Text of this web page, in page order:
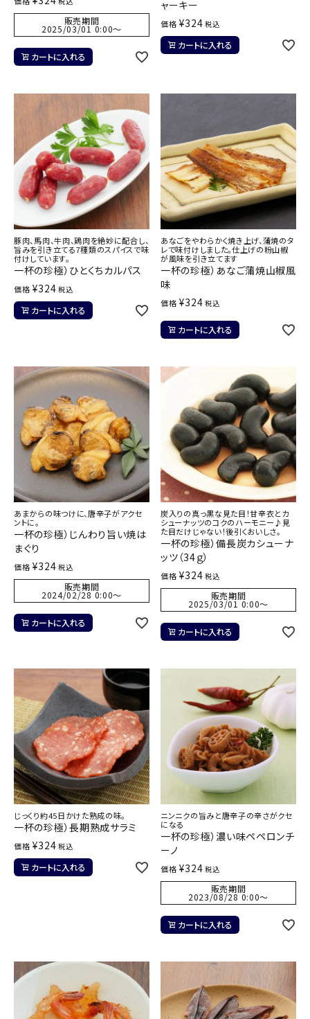
販売期間
2025/03/01 0:00〜
カートに入れる
ャーキー
価格 ¥324 税込
カートに入れる
豚肉、馬肉、牛肉、鶏肉を絶妙に配合し、
旨みを引き立てる7種類のスパイスで味
付けしています。
一杯の珍極）ひとくちカルパス
価格 ¥324 税込
カートに入れる
あなごをやわらかく焼き上げ、蒲焼のタ
レで味付けしました。仕上げの粉山椒
が風味を引き立てます
一杯の珍極）あなご蒲焼山椒風
味
価格 ¥324 税込
カートに入れる
あまからの味つけに、唐辛子がアクセ
ントに。
一杯の珍極）じんわり旨い焼は
まぐり
価格 ¥324 税込
販売期間
2024/02/28 0:00〜
カートに入れる
炭入りの真っ黒な見た目！甘辛衣とカ
シューナッツのコクのハーモニー♪見
た目だけじゃない！後引くおいしさ。
一杯の珍極）備長炭カシューナ
ッツ（34ｇ）
価格 ¥324 税込
販売期間
2025/03/01 0:00〜
カートに入れる
じっくり約45日かけた熟成の味。
一杯の珍極）長期熟成サラミ
価格 ¥324 税込
カートに入れる
ニンニクの旨みと唐辛子の辛さがクセ
になる
一杯の珍極）濃い味ペペロンチ
ーノ
価格 ¥324 税込
販売期間
2023/08/28 0:00〜
カートに入れる